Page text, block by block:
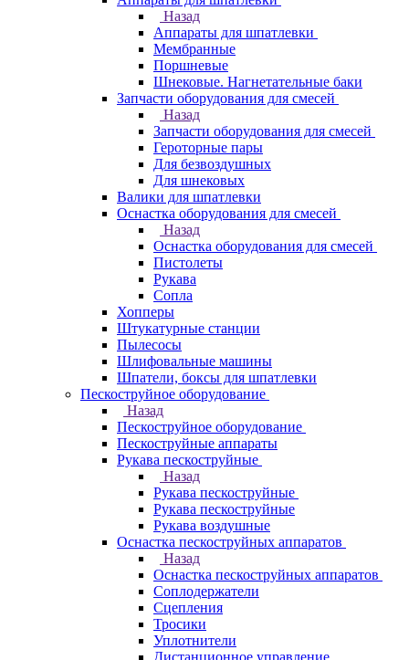
Назад
Аппараты для шпатлевки
Мембранные
Поршневые
Шнековые. Нагнетательные баки
Запчасти оборудования для смесей
Назад
Запчасти оборудования для смесей
Героторные пары
Для безвоздушных
Для шнековых
Валики для шпатлевки
Оснастка оборудования для смесей
Назад
Оснастка оборудования для смесей
Пистолеты
Рукава
Сопла
Хопперы
Штукатурные станции
Пылесосы
Шлифовальные машины
Шпатели, боксы для шпатлевки
Пескоструйное оборудование
Назад
Пескоструйное оборудование
Пескоструйные аппараты
Рукава пескоструйные
Назад
Рукава пескоструйные
Рукава пескоструйные
Рукава воздушные
Оснастка пескоструйных аппаратов
Назад
Оснастка пескоструйных аппаратов
Соплодержатели
Сцепления
Тросики
Уплотнители
Дистанционное управление